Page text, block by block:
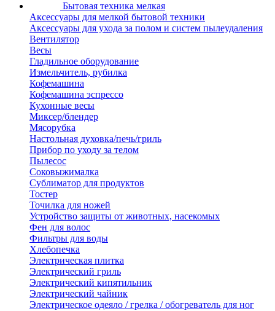
Бытовая техника мелкая
Аксессуары для мелкой бытовой техники
Аксессуары для ухода за полом и систем пылеудаления
Вентилятор
Весы
Гладильное оборудование
Измельчитель, рубилка
Кофемашина
Кофемашина эспрессо
Кухонные весы
Миксер/блендер
Мясорубка
Настольная духовка/печь/гриль
Прибор по уходу за телом
Пылесос
Соковыжималка
Сублиматор для продуктов
Тостер
Точилка для ножей
Устройство защиты от животных, насекомых
Фен для волос
Фильтры для воды
Хлебопечка
Электрическая плитка
Электрический гриль
Электрический кипятильник
Электрический чайник
Электрическое одеяло / грелка / обогреватель для ног